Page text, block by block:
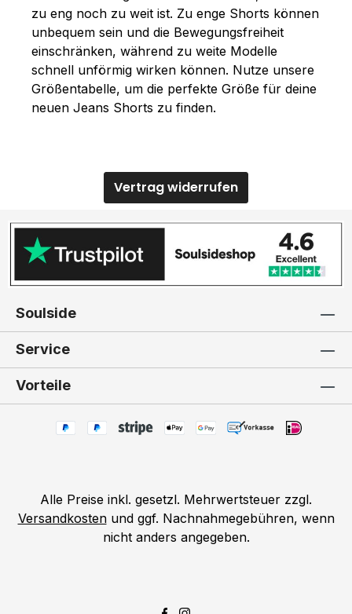
zu eng noch zu weit ist. Zu enge Shorts können
unbequem sein und die Bewegungsfreiheit
einschränken, während zu weite Modelle
schnell unförmig wirken können. Nutze unsere
Größentabelle, um die perfekte Größe für deine
neuen Jeans Shorts zu finden.
Vertrag widerrufen
Soulside
Service
Vorteile
Alle Preise inkl. gesetzl. Mehrwertsteuer zzgl.
Versandkostenund ggf. Nachnahmegebühren, wenn
nicht anders angegeben.